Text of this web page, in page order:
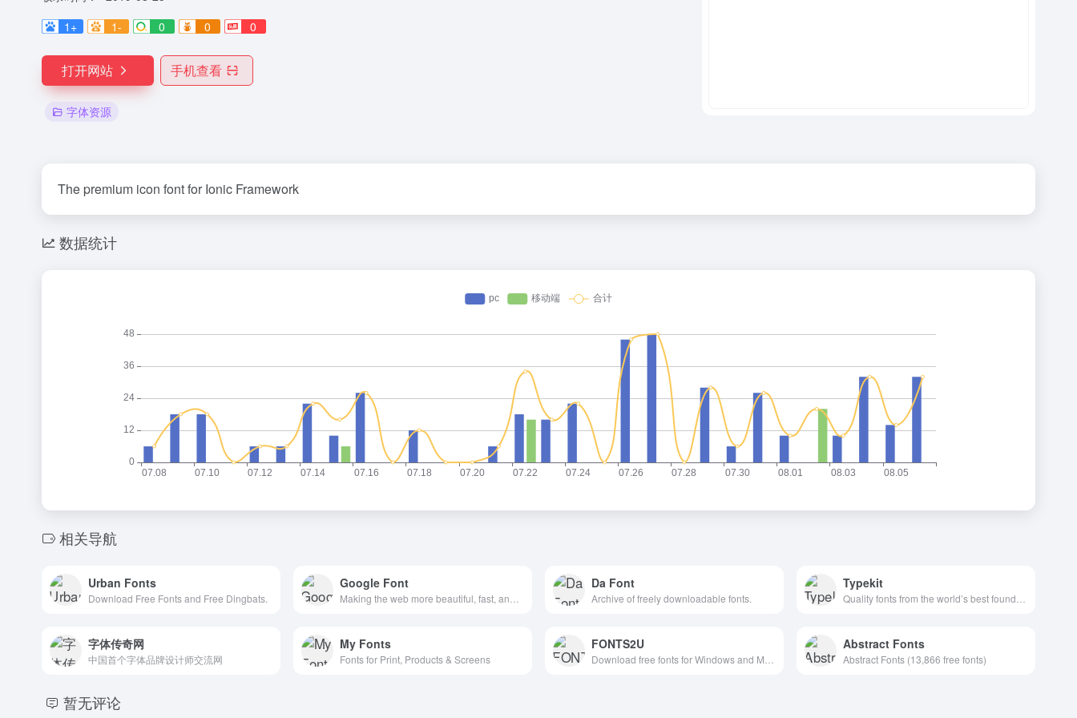
1+
1- 0 0 0
打开网站 手机查看
字体资源
The premium icon font for Ionic Framework
数据统计
相关导航
Urban Fonts
Download Free Fonts and Free Dingbats.
Google Font Da Font
Archive of freely downloadable fonts.
Typekit
字体传奇网
中国首个字体品牌设计师交流网
My Fonts
Fonts for Print, Products & Screens
FONTS2U Abstract Fonts
Abstract Fonts (13,866 free fonts)
暂无评论